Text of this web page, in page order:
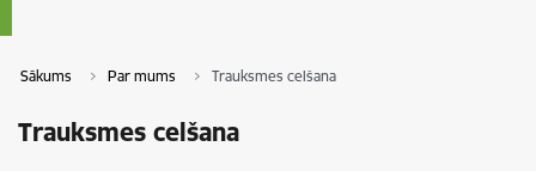
Sākums Par mums Trauksmes celšana
Trauksmes celšana